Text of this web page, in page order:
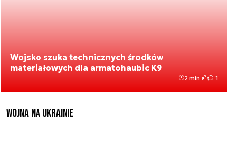
Wojsko szuka technicznych środków
materiałowych dla armatohaubic K9
2 min. 1
Wojna na Ukrainie